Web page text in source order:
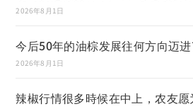
2026年8月1日
今后50年的油棕发展往何方向迈进
2026年8月1日
辣椒行情很多時候在中上，农友